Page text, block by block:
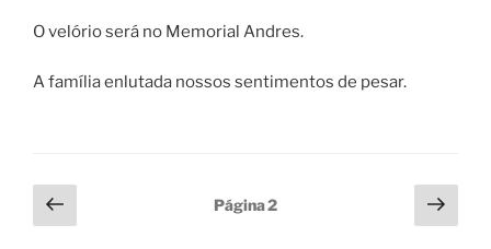
O velório será no Memorial Andres.
A família enlutada nossos sentimentos de pesar.
Paginação
de
Página
anterior
Página2